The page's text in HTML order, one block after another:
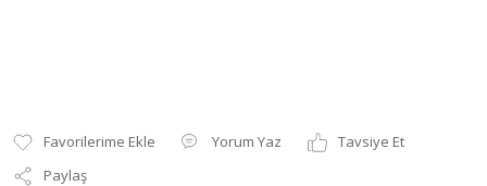
Yorum Yaz
Tavsiye Et
Paylaş